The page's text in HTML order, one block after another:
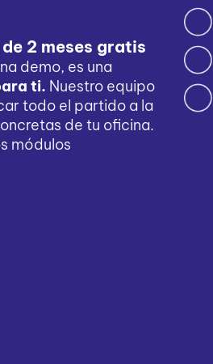
2 meses gratis
demo, es una
ti. Nuestro equipo
todo el partido a la
de tu oficina.
módulos